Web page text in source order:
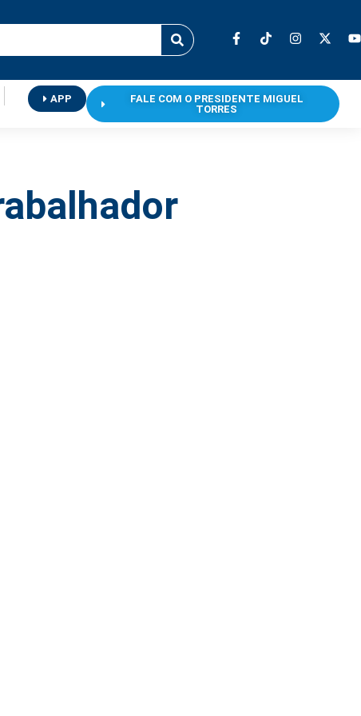
APP
FALE COM O PRESIDENTE MIGUEL
TORRES